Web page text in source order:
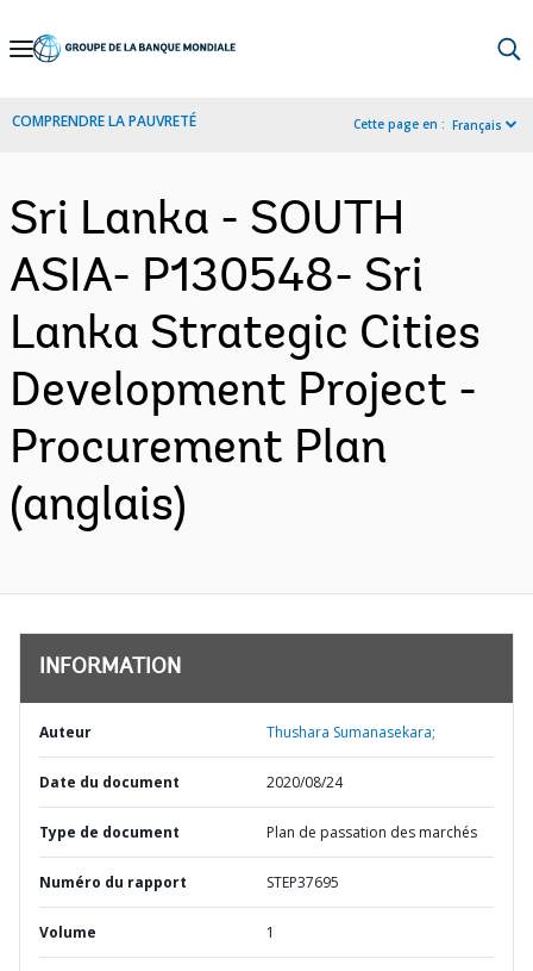
Skip
Navigation
COMPRENDRE LA PAUVRETÉ Cette page en : Français
Sri Lanka - SOUTH
ASIA- P130548- Sri
Lanka Strategic Cities
Development Project -
Procurement Plan
(anglais)
INFORMATION
Auteur Thushara Sumanasekara;
Date du document 2020/08/24
Type de document Plan de passation des marchés
Numéro du rapport STEP37695
Volume 1